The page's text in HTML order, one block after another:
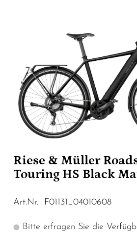
Riese & Müller
Touring HS Black
Art.Nr. F01131_04010608
Bitte erfragen Sie die